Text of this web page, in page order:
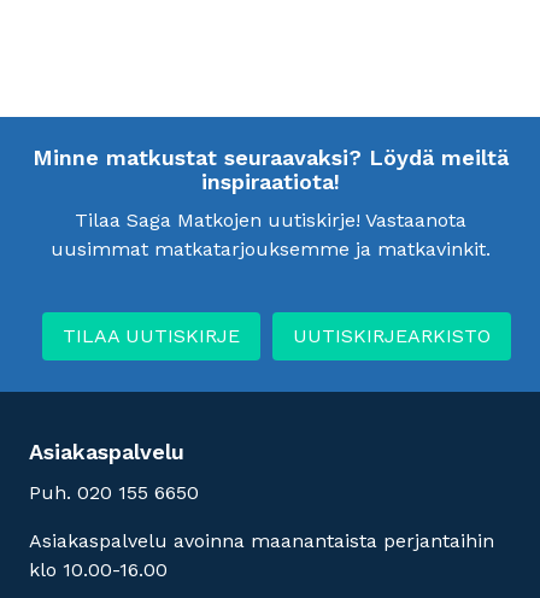
Minne matkustat seuraavaksi? Löydä meiltä
inspiraatiota!
Tilaa Saga Matkojen uutiskirje! Vastaanota
uusimmat matkatarjouksemme ja matkavinkit.
TILAA UUTISKIRJE UUTISKIRJEARKISTO
Asiakaspalvelu
Puh. 020 155 6650
Asiakaspalvelu avoinna maanantaista perjantaihin
klo 10.00-16.00